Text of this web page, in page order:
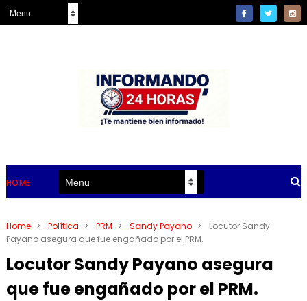
HOME
Home > Política > PRM > Sandy Payano >
Locutor Sandy
Payano asegura que fue engañado por el PRM.
Locutor Sandy Payano asegura
que fue engañado por el PRM.